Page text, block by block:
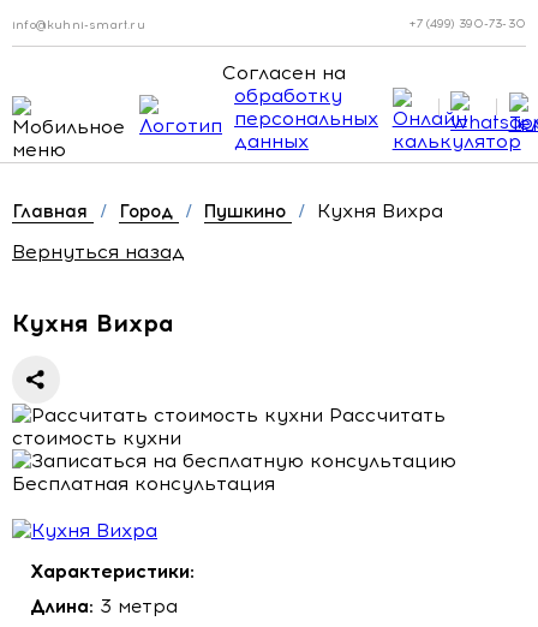
info@kuhni-smart.ru +7 (499) 390-73-30
Согласен на
обработку
персональных
данных
Главная / Город / Пушкино /
Кухня Вихра
Вернуться назад
Кухня Вихра
Рассчитать
стоимость кухни
Бесплатная консультация
Характеристики:
Длина: 3 метра